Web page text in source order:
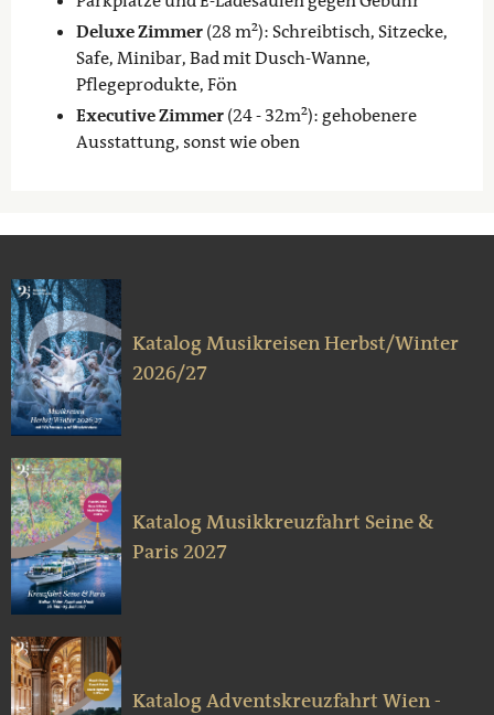
Deluxe Zimmer(28 m²): Schreibtisch, Sitzecke,
Safe, Minibar, Bad mit Dusch-Wanne,
Pflegeprodukte, Fön
Executive Zimmer(24 - 32m²): gehobenere
Ausstattung, sonst wie oben
Katalog Musikreisen Herbst/Winter
2026/27
Katalog Musikkreuzfahrt Seine &
Paris 2027
Katalog Adventskreuzfahrt Wien -